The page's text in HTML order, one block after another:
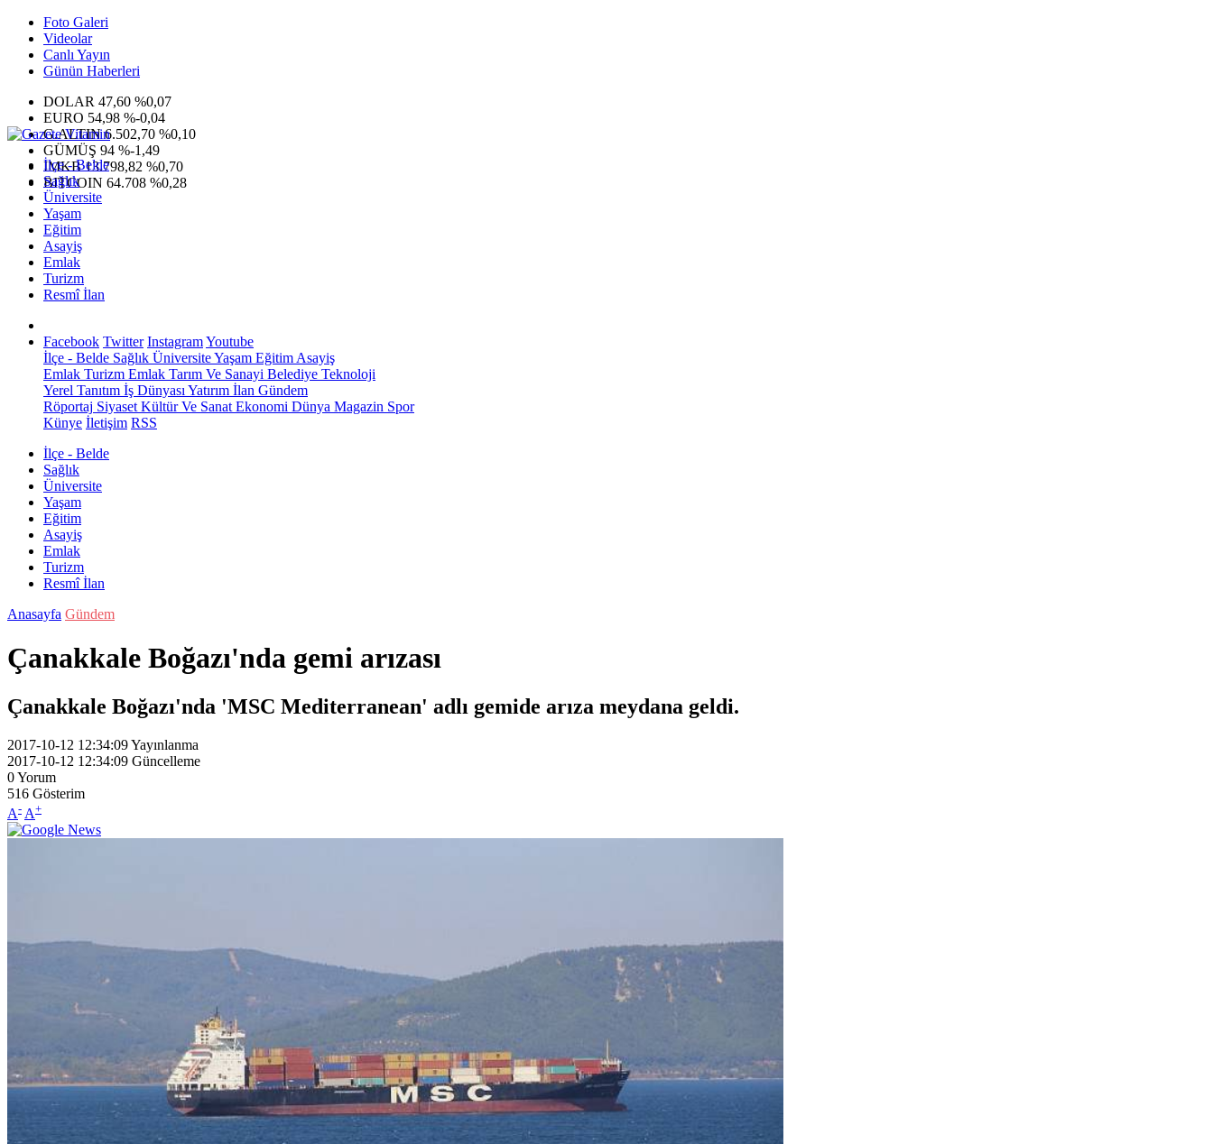
Foto Galeri
Videolar
Canlı Yayın
Günün Haberleri
DOLAR 47,60 %0,07
EURO 54,98 %-0,04
G.ALTIN6.502,70 %0,10
GÜMÜŞ 94 %-1,49
IMKB13.798,82 %0,70
BITCOIN 64.708 %0,28
İlçe - Belde
Sağlık
Üniversite
Yaşam
Eğitim
Asayiş
Emlak
Turizm
Resmî İlan
Facebook Twitter InstagramYoutube
İlçe - Belde Sağlık ÜniversiteYaşam Eğitim Asayiş
Emlak Turizm Emlak Tarım Ve Sanayi Belediye Teknoloji
Yerel Tanıtım İş Dünyası Yatırım İlan Gündem
Röportaj Siyaset Kültür Ve Sanat Ekonomi Dünya Magazin Spor
Künye İletişim RSS
İlçe - Belde
Sağlık
Üniversite
Yaşam
Eğitim
Asayiş
Emlak
Turizm
Resmî İlan
Anasayfa Gündem
Çanakkale Boğazı'nda gemi arızası
Çanakkale Boğazı'nda 'MSC Mediterranean' adlı gemide arıza meydana geldi.
2017-10-12 12:34:09Yayınlanma
2017-10-12 12:34:09 Güncelleme
0Yorum
516 Gösterim
A- A+